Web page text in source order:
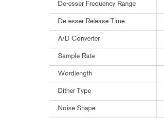
De-esser Frequency Range
De-esser Release Time
A/D Converter
Sample Rate
Wordlength
Dither Type
Noise Shape